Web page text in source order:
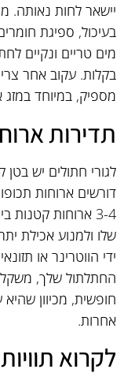
יישאר לחות נאותה.
בעיכול, ספיגת
מים טריים ונקיים
בקלות. עקוב אחר
מספיק, במיוחד במזג
תדירות
לגורי חתולים יש
דורשים ארוחות
3-4 ארוחות
שלו ולמנוע אכילת
ידי הווטרינר או
החתלתול שלך,
חופשית, מכיוון
אחרות.
לקרוא תוויות